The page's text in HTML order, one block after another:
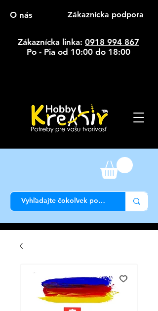
O nás Zákaznícka podpora
Zákaznícka linka: 0918 994 867
Po - Pia od 10:00 do 18:00